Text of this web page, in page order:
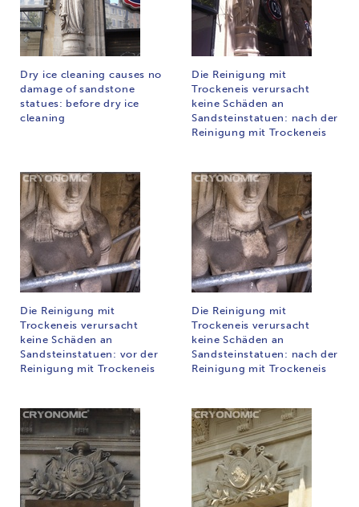
Dry ice cleaning causes no
damage of sandstone
statues: before dry ice
cleaning
Die Reinigung mit
Trockeneis verursacht
keine Schäden an
Sandsteinstatuen: nach der
Reinigung mit Trockeneis
Die Reinigung mit
Trockeneis verursacht
keine Schäden an
Sandsteinstatuen: vor der
Reinigung mit Trockeneis
Die Reinigung mit
Trockeneis verursacht
keine Schäden an
Sandsteinstatuen: nach der
Reinigung mit Trockeneis